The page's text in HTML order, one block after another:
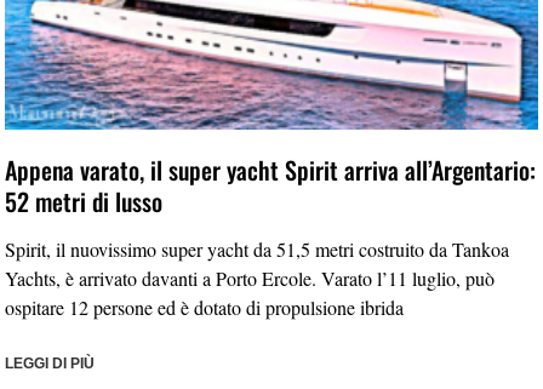
Appena varato, il super yacht Spirit arriva all’Argentario:
52 metri di lusso
Spirit, il nuovissimo super yacht da 51,5 metri costruito da Tankoa
Yachts, è arrivato davanti a Porto Ercole. Varato l’11 luglio, può
ospitare 12 persone ed è dotato di propulsione ibrida
LEGGI DI PIÙ